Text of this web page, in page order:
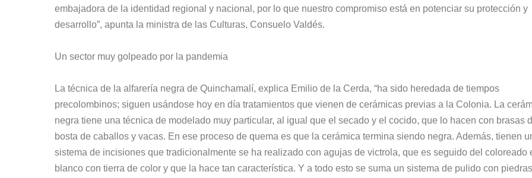
embajadora de la identidad regional y nacional, por lo que nuestro compromiso está en potenciar su protección y
desarrollo”, apunta la ministra de las Culturas, Consuelo Valdés.
Un sector muy golpeado por la pandemia
La técnica de la alfarería negra de Quinchamalí, explica Emilio de la Cerda, “ha sido heredada de tiempos
precolombinos; siguen usándose hoy en día tratamientos que vienen de cerámicas previas a la Colonia. La
negra tiene una técnica de modelado muy particular, al igual que el secado y el cocido, que lo hacen con brasas
bosta de caballos y vacas. En ese proceso de quema es que la cerámica termina siendo negra. Además, tienen
sistema de incisiones que tradicionalmente se ha realizado con agujas de victrola, que es seguido del coloreado
blanco con tierra de color y que la hace tan característica. Y a todo esto se suma un sistema de pulido con